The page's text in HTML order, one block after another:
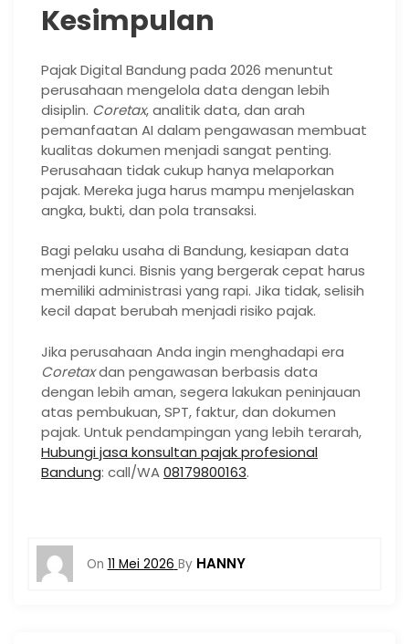
Kesimpulan
Pajak Digital Bandung pada 2026 menuntut
perusahaan mengelola data dengan lebih
disiplin. Coretax, analitik data, dan arah
pemanfaatan AI dalam pengawasan membuat
kualitas dokumen menjadi sangat penting.
Perusahaan tidak cukup hanya melaporkan
pajak. Mereka juga harus mampu menjelaskan
angka, bukti, dan pola transaksi.
Bagi pelaku usaha di Bandung, kesiapan data
menjadi kunci. Bisnis yang bergerak cepat harus
memiliki administrasi yang rapi. Jika tidak, selisih
kecil dapat berubah menjadi risiko pajak.
Jika perusahaan Anda ingin menghadapi era
Coretaxdan pengawasan berbasis data
dengan lebih aman, segera lakukan peninjauan
atas pembukuan, SPT, faktur, dan dokumen
pajak. Untuk pendampingan yang lebih terarah,
Hubungi jasa konsultan pajak profesional
Bandung: call/WA08179800163.
On 11 Mei 2026 By HANNY